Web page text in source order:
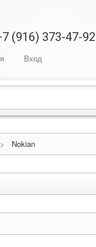
(916) 373-47-92
Вход
> Nokian